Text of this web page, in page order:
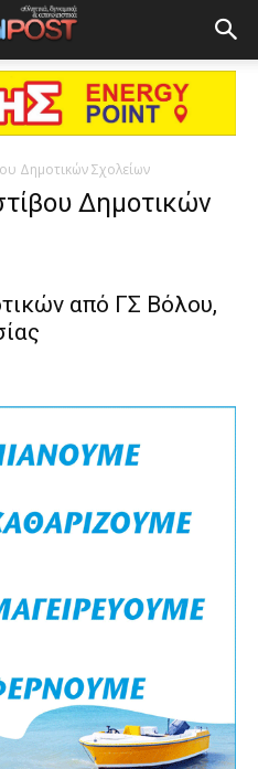
Δημοτικών Σχολείων
Δημοτικών
από ΓΣ Βόλου,